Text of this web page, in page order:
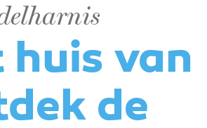
huis van
de